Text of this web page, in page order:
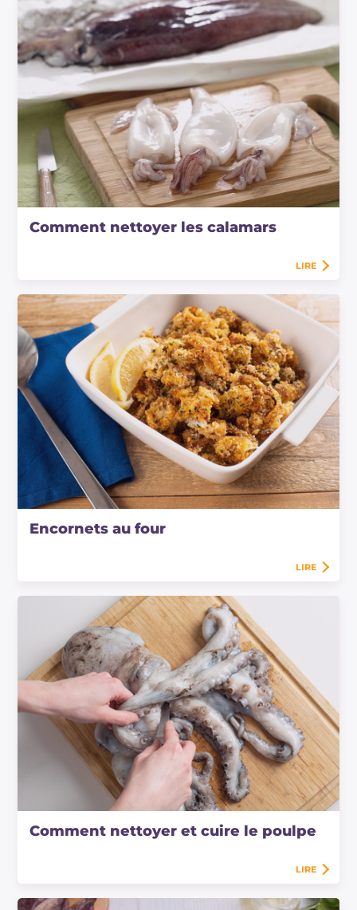
Comment nettoyer les calamars
LIRE
Encornets au four
LIRE
Comment nettoyer et cuire le poulpe
LIRE